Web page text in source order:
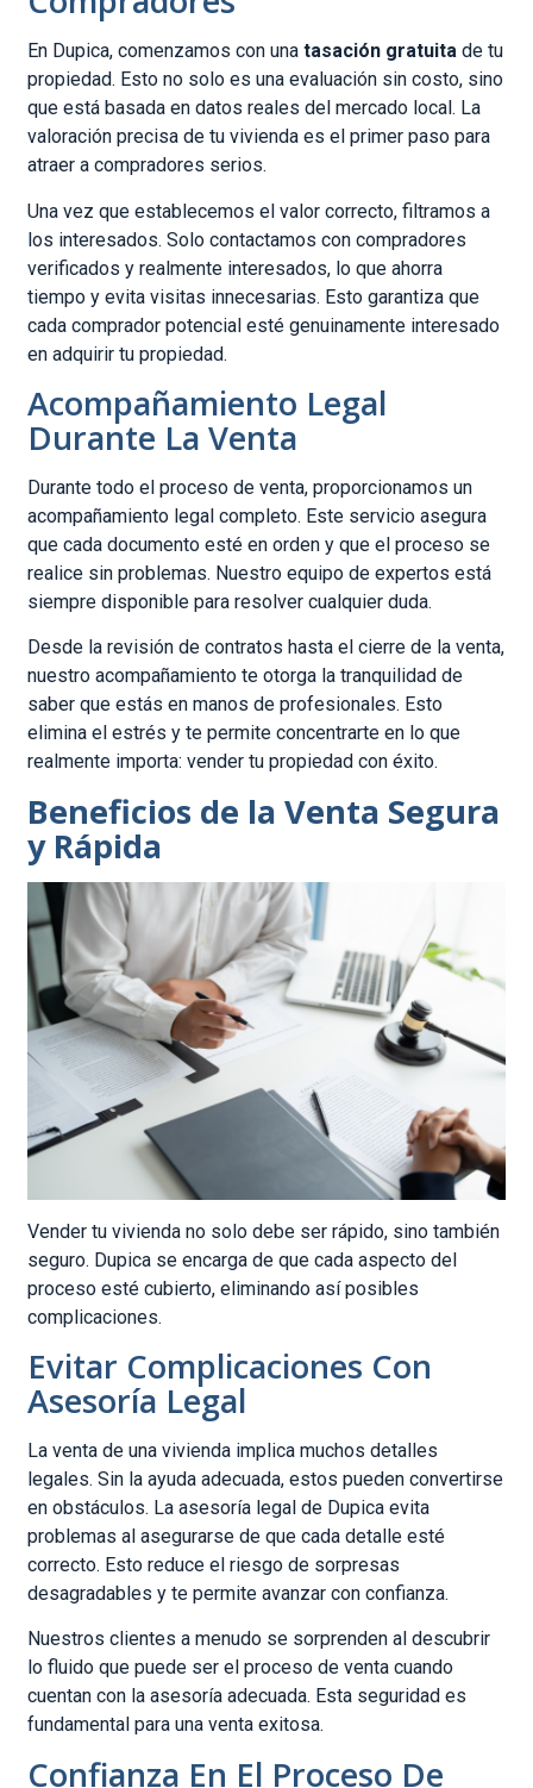
En Dupica, comenzamos con unatasación gratuita de tu
propiedad. Esto no solo es una evaluación sin costo, sino
que está basada en datos reales del mercado local. La
valoración precisa de tu vivienda es el primer paso para
atraer a compradores serios.
Una vez que establecemos el valor correcto, filtramos a
los interesados. Solo contactamos con compradores
verificados y realmente interesados, lo que ahorra
tiempo y evita visitas innecesarias. Esto garantiza que
cada comprador potencial esté genuinamente interesado
en adquirir tu propiedad.
Acompañamiento Legal
Durante La Venta
Durante todo el proceso de venta, proporcionamos un
acompañamiento legal completo. Este servicio asegura
que cada documento esté en orden y que el proceso se
realice sin problemas. Nuestro equipo de expertos está
siempre disponible para resolver cualquier duda.
Desde la revisión de contratos hasta el cierre de la venta,
nuestro acompañamiento te otorga la tranquilidad de
saber que estás en manos de profesionales. Esto
elimina el estrés y te permite concentrarte en lo que
realmente importa: vender tu propiedad con éxito.
Beneficios de la Venta Segura
y Rápida
Vender tu vivienda no solo debe ser rápido, sino también
seguro. Dupica se encarga de que cada aspecto del
proceso esté cubierto, eliminando así posibles
complicaciones.
Evitar Complicaciones Con
Asesoría Legal
La venta de una vivienda implica muchos detalles
legales. Sin la ayuda adecuada, estos pueden convertirse
en obstáculos. La asesoría legal de Dupica evita
problemas al asegurarse de que cada detalle esté
correcto. Esto reduce el riesgo de sorpresas
desagradables y te permite avanzar con confianza.
Nuestros clientes a menudo se sorprenden al descubrir
lo fluido que puede ser el proceso de venta cuando
cuentan con la asesoría adecuada. Esta seguridad es
fundamental para una venta exitosa.
Confianza En El Proceso De